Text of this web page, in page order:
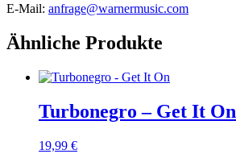
E-Mail: anfrage@warnermusic.com
Ähnliche Produkte
Turbonegro – Get It On
19,99 €